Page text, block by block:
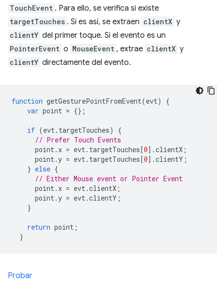
TouchEvent . Para ello, se verifica si existe
targetTouches . Si es así, se extraen clientX y
clientY del primer toque. Si el evento es un
PointerEvent o MouseEvent , extrae clientX y
clientY directamente del evento.
function getGesturePointFromEvent(evt)
{
var point = {};
if (evt . targetTouches)
{
// Prefer Touch Events
point . x = evt . targetTouches[0].clientX ;
point .y = evt . targetTouches[0].clientY ;
} else {
// Either Mouse event or Pointer Event
point . x = evt .clientX ;
point .y = evt .clientY ;
}
return point ;
}
Probar